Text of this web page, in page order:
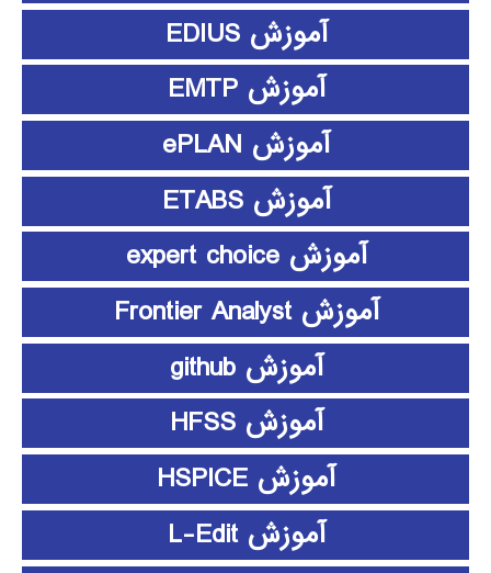
آموزش EDIUS
آموزش EMTP
آموزش ePLAN
آموزش ETABS
آموزش expert choice
آموزش Frontier Analyst
آموزش github
آموزش HFSS
آموزش HSPICE
آموزش L-Edit